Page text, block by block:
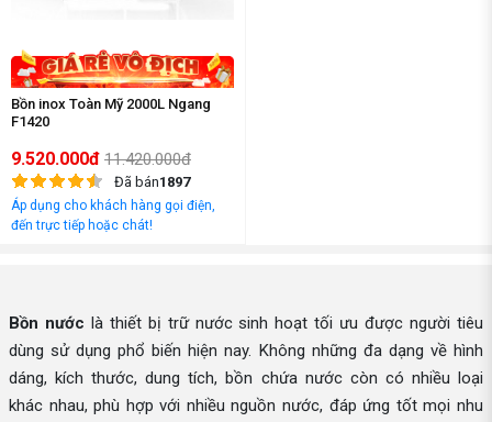
Bồn inox Toàn Mỹ 2000L Ngang
F1420
9.520.000đ 11.420.000đ
Đã bán1897
Áp dụng cho khách hàng gọi điện,
đến trực tiếp hoặc chát!
Bồn nước là thiết bị trữ nước sinh hoạt tối ưu được người tiêu
dùng sử dụng phổ biến hiện nay. Không những đa dạng về hình
dáng, kích thước, dung tích, bồn chứa nước còn có nhiều loại
khác nhau, phù hợp với nhiều nguồn nước, đáp ứng tốt mọi nhu